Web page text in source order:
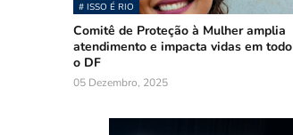
# ISSO É RIO
Comitê de Proteção à Mulher amplia
atendimento e impacta vidas em todo
o DF
05 Dezembro, 2025